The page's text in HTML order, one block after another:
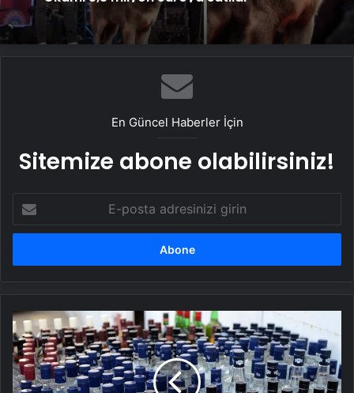
En Güncel Haberler İçin
Sitemize abone olabilirsiniz!
posta
adresinizi
Sahte
içki
zehirlenmelerinde
ilk
belirtilere